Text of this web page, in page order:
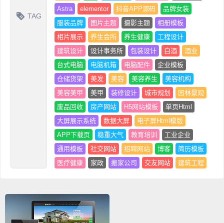
TAG
Astra
elementor 抖音APP源码
品牌女装
服装品牌
图片主题 摄影主题
相册模板
相片展示
养生会所 养生健康
工程设计
建筑设计
设计事务所 包装设计 白酒
酒业
台式电脑
电脑机箱 电脑配件
企业模板
仓储货架
美发 美容 美容养生
美容机构
美容美甲
美甲 装修设计 城市规划
园林景观
废品回收
房产网站 H5网站模板
单页Html
大屏展示系统
数据大屏
电子屏Html模版
APP下载页
稳重大气 教育培训
工业企业
通用模板
社交网站 招聘网站 博客
简历模板
医疗健康
家政 搬家公司 交友网站 建筑工程